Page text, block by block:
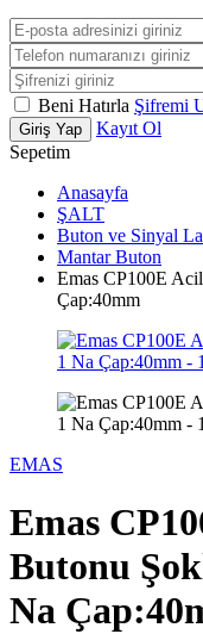
Beni Hatırla Şifremi
Giriş Yap
Kayıt Ol
Sepetim
Anasayfa
ŞALT
Buton ve Sinyal
Mantar Buton
Emas CP100E
Çap:40mm
EMAS
Emas
Butonu
Na